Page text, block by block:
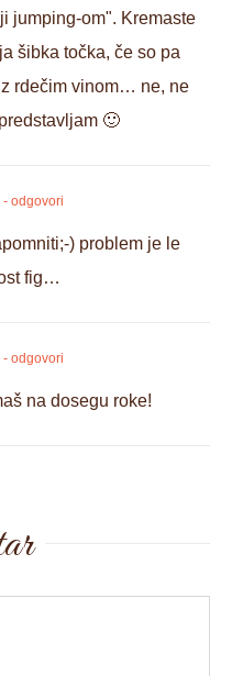
jumping-om". Kremaste
šibka točka, če so pa
rdečim vinom… ne, ne
🙂
- odgovori
) problem je le
fig…
- odgovori
na dosegu roke!